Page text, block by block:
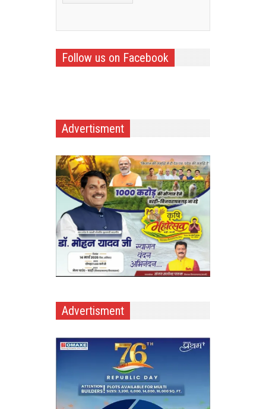
Follow us on Facebook
Advertisment
Advertisment